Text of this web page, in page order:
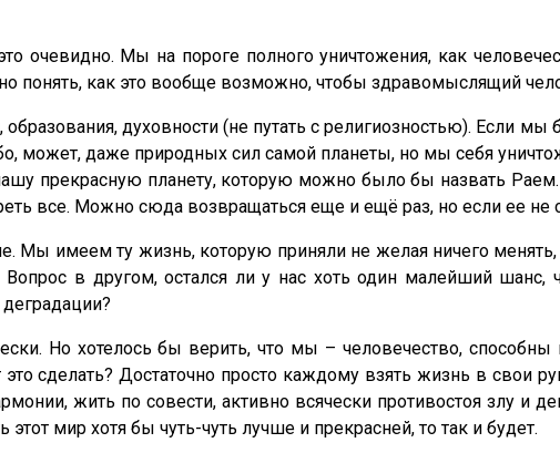
очевидно. Мы на пороге полного уничтожения, как
понять, как это вообще возможно, чтобы здравомыслящий
образования, духовности (не путать с религиозностью). Если
может, даже природных сил самой планеты, но мы себя
прекрасную планету, которую можно было бы назвать
все. Можно сюда возвращаться еще и ещё раз, но если ее не
Мы имеем ту жизнь, которую приняли не желая ничего
Вопрос в другом, остался ли у нас хоть один малейший
Но хотелось бы верить, что мы – человечество,
сделать? Достаточно просто каждому взять жизнь в свои
жить по совести, активно всячески противостоя злу и
мир хотя бы чуть-чуть лучше и прекрасней, то так и будет.